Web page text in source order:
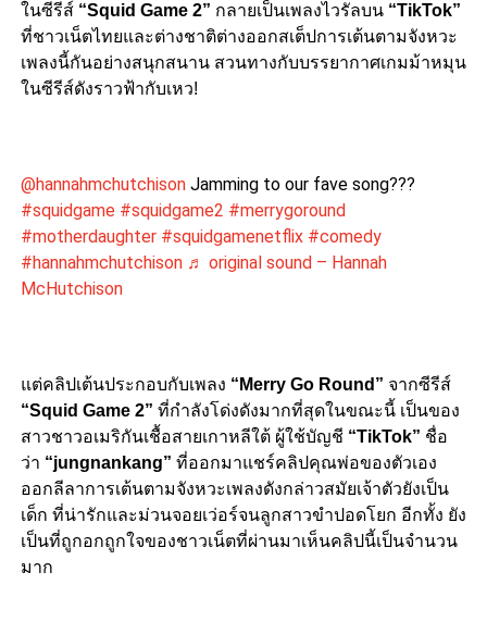
ในซีรีส์ “Squid Game 2” กลายเป็นเพลงไวรัลบน “TikTok”
ที่ชาวเน็ตไทยและต่างชาติต่างออกสเต็ปการเต้นตามจังหวะ
เพลงนี้กันอย่างสนุกสนาน สวนทางกับบรรยากาศเกมม้าหมุน
ในซีรีส์ดังราวฟ้ากับเหว!
@hannahmchutchisonJamming to our fave song???
#squidgame #squidgame2 #merrygoround
#motherdaughter #squidgamenetflix #comedy
#hannahmchutchison ♬ original sound – Hannah
McHutchison
แต่คลิปเต้นประกอบกับเพลง “Merry Go Round” จากซีรีส์
“Squid Game 2” ที่กำลังโด่งดังมากที่สุดในขณะนี้ เป็นของ
สาวชาวอเมริกันเชื้อสายเกาหลีใต้ ผู้ใช้บัญชี “TikTok” ชื่อ
ว่า “jungnankang” ที่ออกมาแชร์คลิปคุณพ่อของตัวเอง
ออกลีลาการเต้นตามจังหวะเพลงดังกล่าวสมัยเจ้าตัวยังเป็น
เด็ก ที่น่ารักและม่วนจอยเว่อร์จนลูกสาวขำปอดโยก อีกทั้ง ยัง
เป็นที่ถูกอกถูกใจของชาวเน็ตที่ผ่านมาเห็นคลิปนี้เป็นจำนวน
มาก